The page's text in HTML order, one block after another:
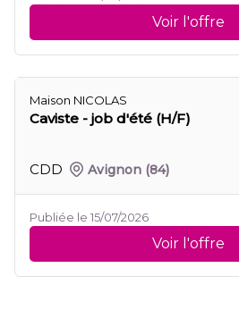
Voir l'offre
Maison NICOLAS
Caviste - job d'été (H/F)
CDD Avignon (84)
Publiée le 15/07/2026
Voir l'offre